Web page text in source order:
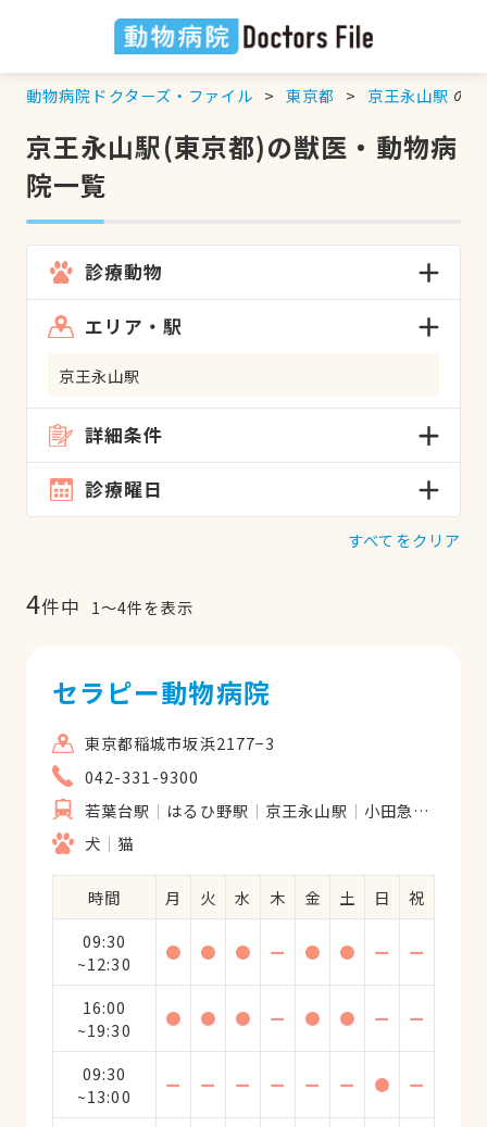
動物病院ドクターズ・ファイル 東京都 京王永山駅 の
京王永山駅(東京都)の獣医・動物病
院一覧
診療動物
エリア・駅
京王永山駅
詳細条件
診療曜日
すべてをクリア
4件中 1〜4件を表示
セラピー動物病院
東京都稲城市坂浜2177−3
042-331-9300
若葉台駅
はるひ野駅 京王永山駅
小田急永山駅
犬
猫
時間 月 火 水 木 金 土 日
祝
09:30
~12:30
● ● ● ー ● ● ー ー
16:00
~19:30
● ● ● ー ● ● ー ー
09:30
~13:00
ー ー ー ー ー ー ● ー